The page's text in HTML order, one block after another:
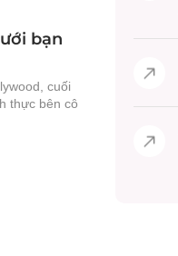
bạn
cuối
thực bên cô